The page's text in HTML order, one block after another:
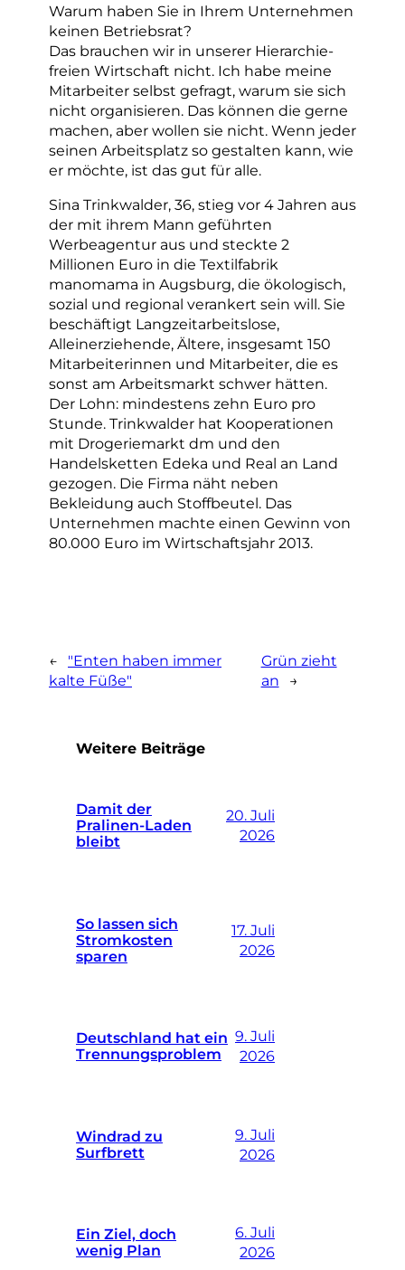
Warum haben Sie in Ihrem Unternehmen
keinen Betriebsrat?
Das brauchen wir in unserer Hierarchie-
freien Wirtschaft nicht. Ich habe meine
Mitarbeiter selbst gefragt, warum sie sich
nicht organisieren. Das können die gerne
machen, aber wollen sie nicht. Wenn jeder
seinen Arbeitsplatz so gestalten kann, wie
er möchte, ist das gut für alle.
Sina Trinkwalder, 36, stieg vor 4 Jahren aus
der mit ihrem Mann geführten
Werbeagentur aus und steckte 2
Millionen Euro in die Textilfabrik
manomama in Augsburg, die ökologisch,
sozial und regional verankert sein will. Sie
beschäftigt Langzeitarbeitslose,
Alleinerziehende, Ältere, insgesamt 150
Mitarbeiterinnen und Mitarbeiter, die es
sonst am Arbeitsmarkt schwer hätten.
Der Lohn: mindestens zehn Euro pro
Stunde. Trinkwalder hat Kooperationen
mit Drogeriemarkt dm und den
Handelsketten Edeka und Real an Land
gezogen. Die Firma näht neben
Bekleidung auch Stoffbeutel. Das
Unternehmen machte einen Gewinn von
80.000 Euro im Wirtschaftsjahr 2013.
←
"Enten haben immer
kalte Füße"
Grün zieht
an
→
Weitere Beiträge
Damit der
Pralinen-Laden
bleibt
20. Juli
2026
So lassen sich
Stromkosten
sparen
17. Juli
2026
Deutschland hat ein
Trennungsproblem
9. Juli
2026
Windrad zu
Surfbrett
9. Juli
2026
Ein Ziel, doch
wenig Plan
6. Juli
2026